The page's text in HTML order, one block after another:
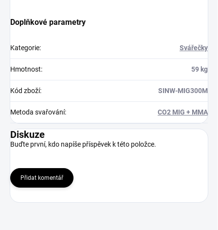
Doplňkové parametry
Kategorie: Svářečky
Hmotnost: 59 kg
Kód zboží: SINW-MIG300M
Metoda svařování: CO2 MIG + MMA
Diskuze
Buďte první, kdo napíše příspěvek k této položce.
Přidat komentář